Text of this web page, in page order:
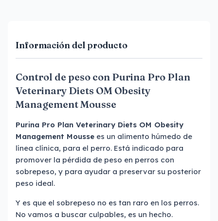
Información del producto
Control de peso con Purina Pro Plan
Veterinary Diets OM Obesity
Management Mousse
Purina Pro Plan Veterinary Diets OM Obesity
Management Mousse es un alimento húmedo de
línea clínica, para el perro. Está indicado para
promover la pérdida de peso en perros con
sobrepeso, y para ayudar a preservar su posterior
peso ideal.
Y es que el sobrepeso no es tan raro en los perros.
No vamos a buscar culpables, es un hecho.